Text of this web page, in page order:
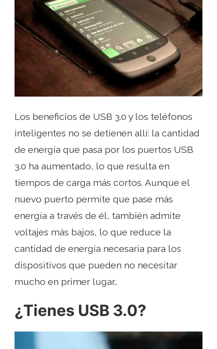
Los beneficios de USB 3.0 y los teléfonos
inteligentes no se detienen allí: la cantidad
de energía que pasa por los puertos USB
3.0 ha aumentado, lo que resulta en
tiempos de carga más cortos. Aunque el
nuevo puerto permite que pase más
energía a través de él, también admite
voltajes más bajos, lo que reduce la
cantidad de energía necesaria para los
dispositivos que pueden no necesitar
mucho en primer lugar..
¿Tienes USB 3.0?